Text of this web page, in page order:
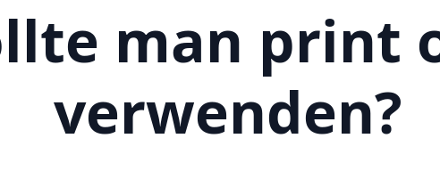
man print
verwenden?